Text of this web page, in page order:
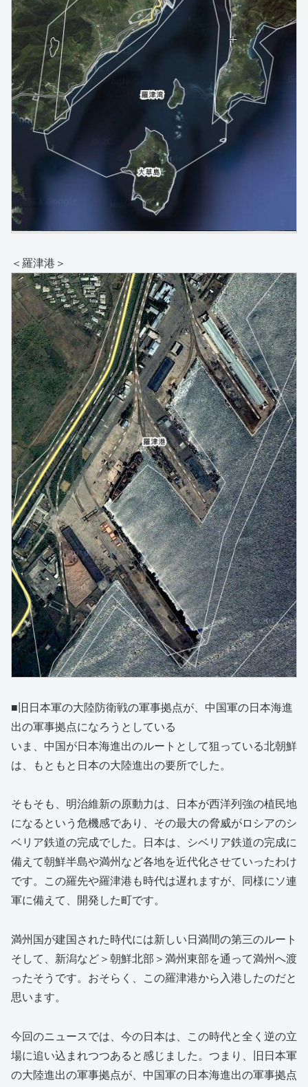
＜羅津港＞
■旧日本軍の大陸防衛戦の軍事拠点が、中国軍の日本海進
出の軍事拠点になろうとしている
いま、中国が日本海進出のルートとして狙っている北朝鮮
は、もともと日本の大陸進出の要所でした。
そもそも、明治維新の原動力は、日本が西洋列強の植民地
になるという危機感であり、その最大の脅威がロシアのシ
ベリア鉄道の完成でした。日本は、シベリア鉄道の完成に
備えて朝鮮半島や満州など各地を近代化させていったわけ
です。この羅先や羅津港も時代は遅れますが、同様にソ連
軍に備えて、開発した町です。
満州国が建国された時代には新しい日満間の第三のルート
そして、新潟など＞朝鮮北部＞満州東部を通って満州へ渡
ったそうです。おそらく、この羅津港から入港したのだと
思います。
今回のニュースでは、今の日本は、この時代と全く逆の立
場に追い込まれつつあると感じました。つまり、旧日本軍
の大陸進出の軍事拠点が、中国軍の日本海進出の軍事拠点